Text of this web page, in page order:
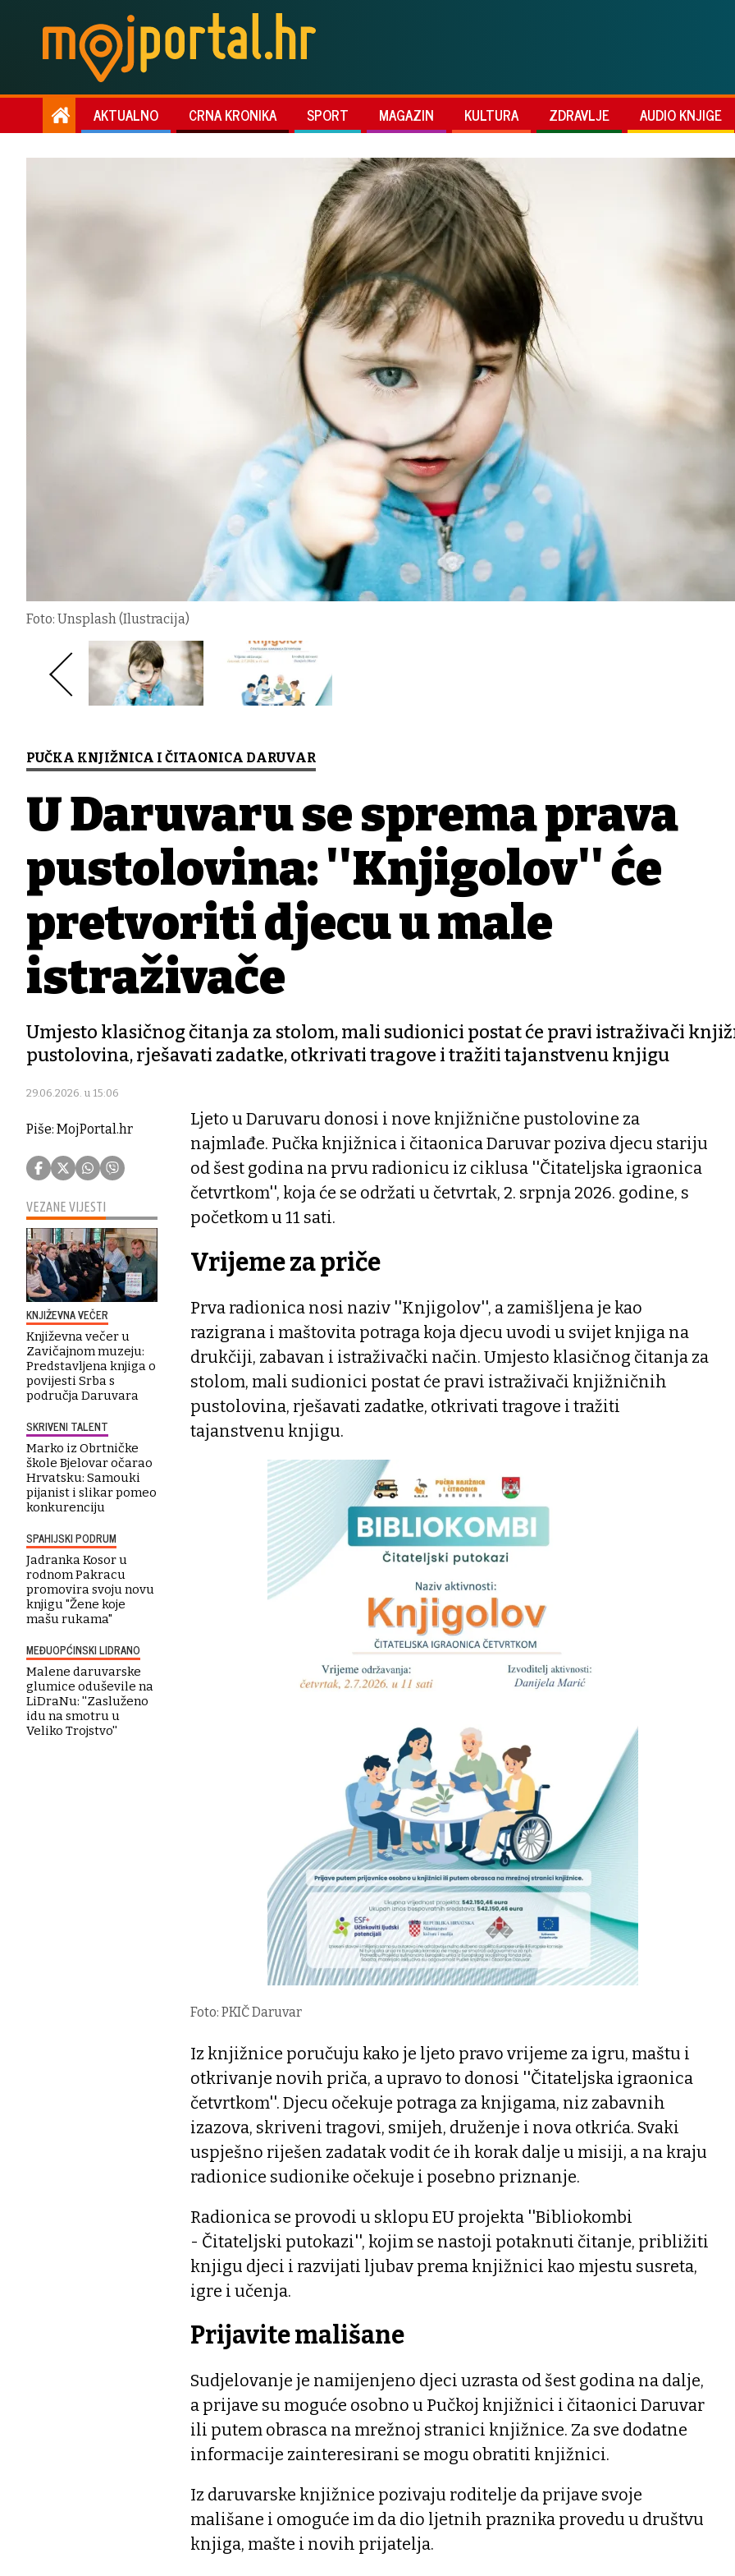
AKTUALNO CRNA KRONIKA SPORT MAGAZIN KULTURA ZDRAVLJE AUDIO KNJIGE
Foto: Unsplash (Ilustracija)
PUČKA KNJIŽNICA I ČITAONICA DARUVAR
U Daruvaru se sprema prava
pustolovina: ''Knjigolov'' će
pretvoriti djecu u male
istraživače
Umjesto klasičnog čitanja za stolom, mali sudionici postat će pravi istraživači
pustolovina, rješavati zadatke, otkrivati tragove i tražiti tajanstvenu knjigu
29.06.2026. u 15:06
Piše: MojPortal.hr
VEZANE VIJESTI
KNJIŽEVNA VEČER
Književna večer u
Zavičajnom muzeju:
Predstavljena knjiga o
povijesti Srba s
područja Daruvara
SKRIVENI TALENT
Marko iz Obrtničke
škole Bjelovar očarao
Hrvatsku: Samouki
pijanist i slikar pomeo
konkurenciju
SPAHIJSKI PODRUM
Jadranka Kosor u
rodnom Pakracu
promovira svoju novu
knjigu "Žene koje
mašu rukama"
MEĐUOPĆINSKI LIDRANO
Malene daruvarske
glumice oduševile na
LiDraNu: ''Zasluženo
idu na smotru u
Veliko Trojstvo''
Ljeto u Daruvaru donosi i nove knjižnične pustolovine za
najmlađe. Pučka knjižnica i čitaonica Daruvar poziva djecu stariju
od šest godina na prvu radionicu iz ciklusa ''Čitateljska igraonica
četvrtkom'', koja će se održati u četvrtak, 2. srpnja 2026. godine, s
početkom u 11 sati.
Vrijeme za priče
Prva radionica nosi naziv ''Knjigolov'', a zamišljena je kao
razigrana i maštovita potraga koja djecu uvodi u svijet knjiga na
drukčiji, zabavan i istraživački način. Umjesto klasičnog čitanja za
stolom, mali sudionici postat će pravi istraživači knjižničnih
pustolovina, rješavati zadatke, otkrivati tragove i tražiti
tajanstvenu knjigu.
Foto: PKIČ Daruvar
Iz knjižnice poručuju kako je ljeto pravo vrijeme za igru, maštu i
otkrivanje novih priča, a upravo to donosi ''Čitateljska igraonica
četvrtkom''. Djecu očekuje potraga za knjigama, niz zabavnih
izazova, skriveni tragovi, smijeh, druženje i nova otkrića. Svaki
uspješno riješen zadatak vodit će ih korak dalje u misiji, a na kraju
radionice sudionike očekuje i posebno priznanje.
Radionica se provodi u sklopu EU projekta ''Bibliokombi
- Čitateljski putokazi'', kojim se nastoji potaknuti čitanje, približiti
knjigu djeci i razvijati ljubav prema knjižnici kao mjestu susreta,
igre i učenja.
Prijavite mališane
Sudjelovanje je namijenjeno djeci uzrasta od šest godina na dalje,
a prijave su moguće osobno u Pučkoj knjižnici i čitaonici Daruvar
ili putem obrasca na mrežnoj stranici knjižnice. Za sve dodatne
informacije zainteresirani se mogu obratiti knjižnici.
Iz daruvarske knjižnice pozivaju roditelje da prijave svoje
mališane i omoguće im da dio ljetnih praznika provedu u društvu
knjiga, mašte i novih prijatelja.